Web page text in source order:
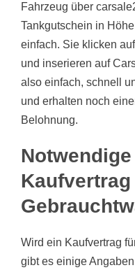
Fahrzeug über
Tankgutschein in
einfach. Sie klicken
und inserieren auf
also einfach, schnell
und erhalten noch
Belohnung.
Wird ein Kaufvertrag
gibt es einige